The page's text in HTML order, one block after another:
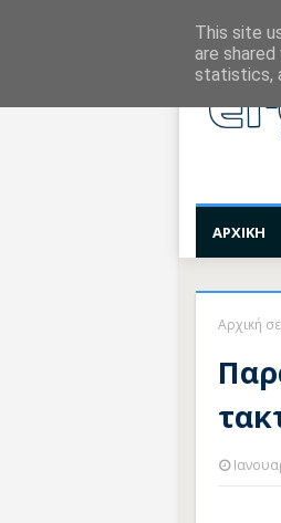
ΑΡΧΙΚΗ
Αρχική
This site
are
statistics,